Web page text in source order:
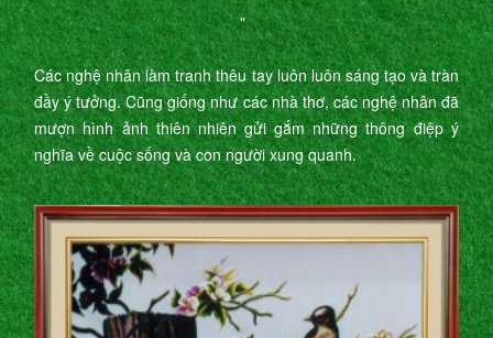
"
Các nghệ nhân làm tranh thêu tay luôn luôn sáng tạo và tràn
đầy ý tưởng. Cũng giống như các nhà thơ, các nghệ nhân đã
mượn hình ảnh thiên nhiên gửi gắm những thông điệp ý
nghĩa về cuộc sống và con người xung quanh.